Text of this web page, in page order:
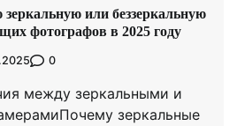
или беззеркальную
фотографов в 2025 году
0
между зеркальными и
зеркальные